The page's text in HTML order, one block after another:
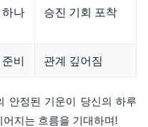
나
승진 기회 포착
비 관계 깊어짐
안정된 기운이 당신의 하루
지는 흐름을 기대하며!